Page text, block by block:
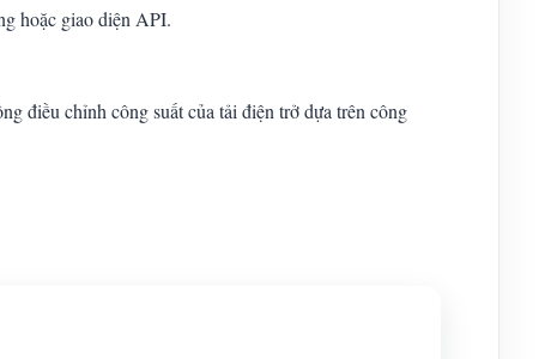
hoặc giao diện API.
điều chỉnh công suất của tải điện trở dựa trên công